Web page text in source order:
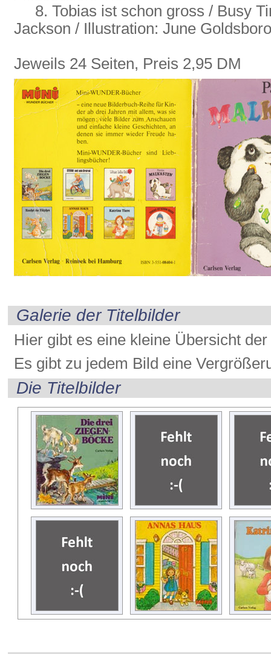
8. Tobias ist schon gross / Busy
Jackson / Illustration: June
Jeweils 24 Seiten, Preis 2,95 DM
Galerie der Titelbilder
Hier gibt es eine kleine Übersicht
Es gibt zu jedem Bild eine
Die Titelbilder